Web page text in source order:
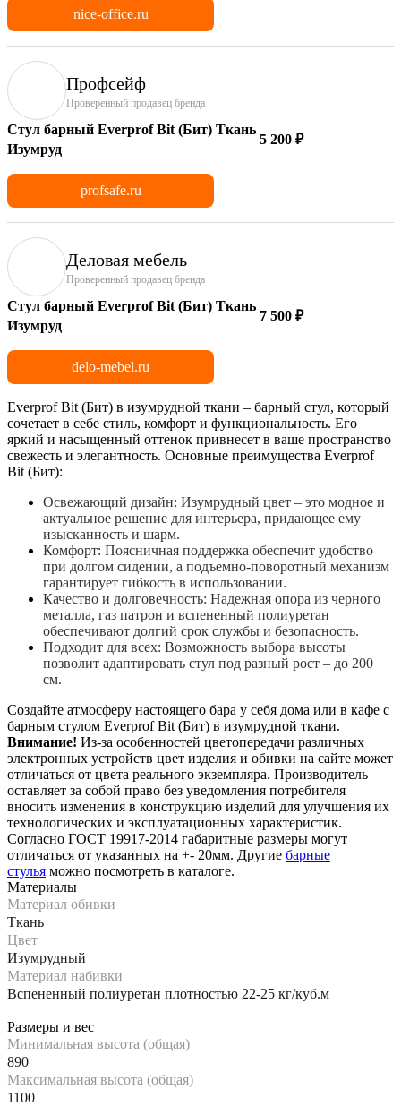
nice-office.ru
Профсейф
Проверенный продавец бренда
Стул барный Everprof Bit (Бит) Ткань
Изумруд
5 200 ₽
profsafe.ru
Деловая мебель
Проверенный продавец бренда
Стул барный Everprof Bit (Бит) Ткань
Изумруд
7 500 ₽
delo-mebel.ru
Everprof Bit (Бит) в изумрудной ткани – барный стул, который
сочетает в себе стиль, комфорт и функциональность. Его
яркий и насыщенный оттенок привнесет в ваше пространство
свежесть и элегантность. Основные преимущества Everprof
Bit (Бит):
Освежающий дизайн: Изумрудный цвет – это модное и
актуальное решение для интерьера, придающее ему
изысканность и шарм.
Комфорт: Поясничная поддержка обеспечит удобство
при долгом сидении, а подъемно-поворотный механизм
гарантирует гибкость в использовании.
Качество и долговечность: Надежная опора из черного
металла, газ патрон и вспененный полиуретан
обеспечивают долгий срок службы и безопасность.
Подходит для всех: Возможность выбора высоты
позволит адаптировать стул под разный рост – до 200
см.
Создайте атмосферу настоящего бара у себя дома или в кафе с
барным стулом Everprof Bit (Бит) в изумрудной ткани.
Внимание! Из-за особенностей цветопередачи различных
электронных устройств цвет изделия и обивки на сайте может
отличаться от цвета реального экземпляра. Производитель
оставляет за собой право без уведомления потребителя
вносить изменения в конструкцию изделий для улучшения их
технологических и эксплуатационных характеристик.
Согласно ГОСТ 19917-2014 габаритные размеры могут
отличаться от указанных на +- 20мм. Другие барные
стулья можно посмотреть в каталоге.
Материалы
Материал обивки
Ткань
Цвет
Изумрудный
Материал набивки
Вспененный полиуретан плотностью 22-25 кг/куб.м
Размеры и вес
Минимальная высота (общая)
890
Максимальная высота (общая)
1100